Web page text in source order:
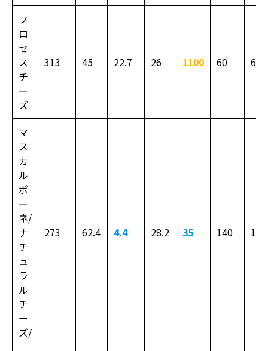
プ
ロ
セ
ス
チ
ー
ズ
313 45 22.7 26 1100 60 630
マ
ス
カ
ル
ポ
ー
ネ/
ナ
チ
ュ
ラ
ル
チ
ー
ズ/
273 62.4 4.4 28.2 35 140 150